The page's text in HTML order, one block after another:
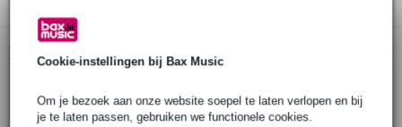
Cookie-instellingen bij Bax Music
Om je bezoek aan onze website soepel te laten verlopen en bij
je te laten passen, gebruiken we functionele cookies.
Productinformatie
geschikt voor elektrische gitaar